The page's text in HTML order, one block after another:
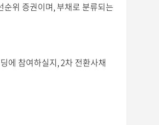
위 증권이며, 부채로 분류되는
에 참여하실지, 2차 전환사채